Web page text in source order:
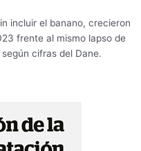
incluir el banano, crecieron
frente al mismo lapso de
cifras del Dane.